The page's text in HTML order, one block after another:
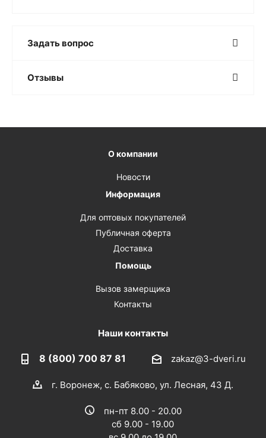
Задать вопрос
Отзывы
О компании
Новости
Информация
Для оптовых покупателей
Публичная оферта
Доставка
Помощь
Вызов замерщика
Контакты
Наши контакты
8 (800) 700 87 81 zakaz@3-dveri.ru
г. Воронеж, с. Бабяково, ул. Лесная, 43 Д.
пн-пт 8.00 - 20.00
сб 9.00 - 19.00